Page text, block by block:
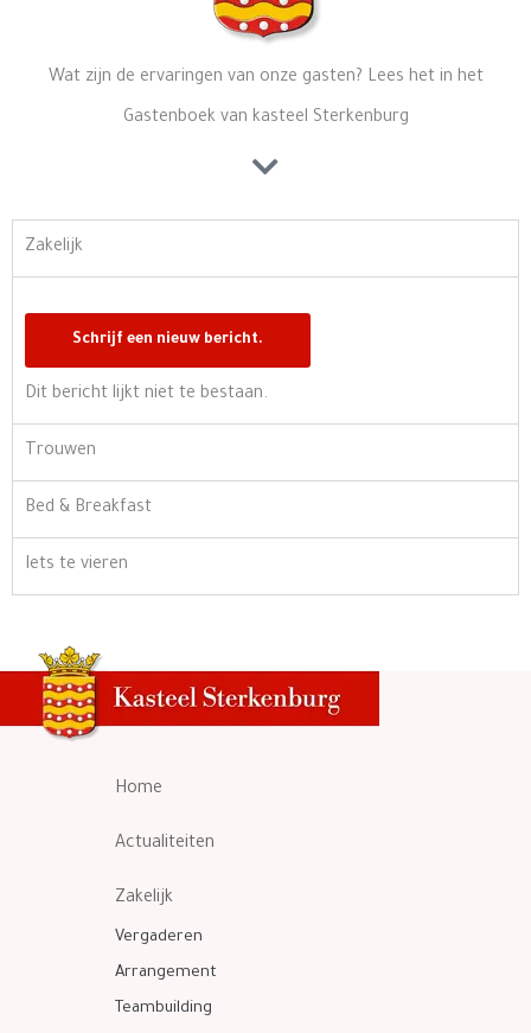
Wat zijn de ervaringen van onze gasten? Lees het in het
Gastenboek van kasteel Sterkenburg
Zakelijk
Dit bericht lijkt niet te bestaan.
Trouwen
Bed & Breakfast
Iets te vieren
Home
Actualiteiten
Zakelijk
Vergaderen
Arrangement
Teambuilding